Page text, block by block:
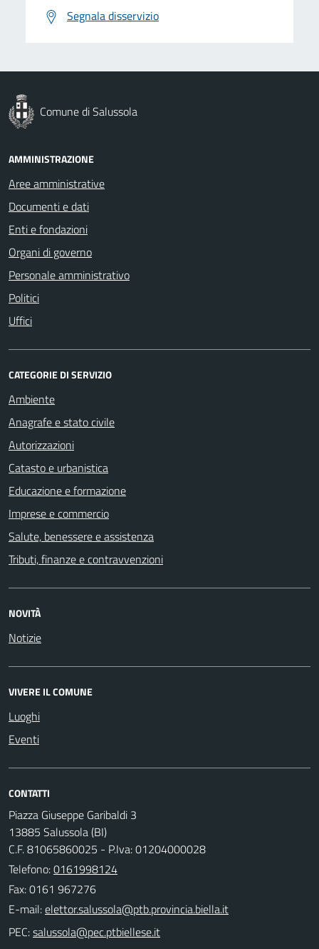
Segnala disservizio
Comune di Salussola
AMMINISTRAZIONE
Aree amministrative
Documenti e dati
Enti e fondazioni
Organi di governo
Personale amministrativo
Politici
Uffici
CATEGORIE DI SERVIZIO
Ambiente
Anagrafe e stato civile
Autorizzazioni
Catasto e urbanistica
Educazione e formazione
Imprese e commercio
Salute, benessere e assistenza
Tributi, finanze e contravvenzioni
NOVITÀ
Notizie
VIVERE IL COMUNE
Luoghi
Eventi
CONTATTI
Piazza Giuseppe Garibaldi 3
13885 Salussola (BI)
C.F. 81065860025 - P.Iva: 01204000028
Telefono:0161998124
Fax: 0161 967276
E-mail:
PEC: